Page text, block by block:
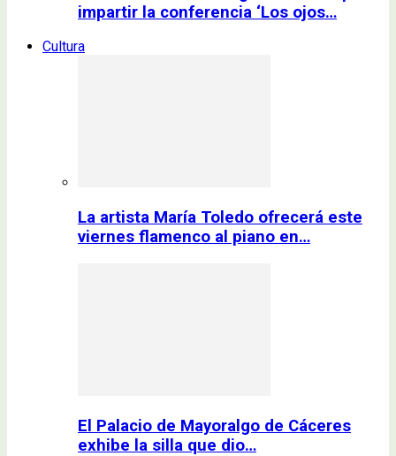
impartir la conferencia ‘Los ojos…
Cultura
La artista María Toledo ofrecerá este
viernes flamenco al piano en…
El Palacio de Mayoralgo de Cáceres
exhibe la silla que dio…